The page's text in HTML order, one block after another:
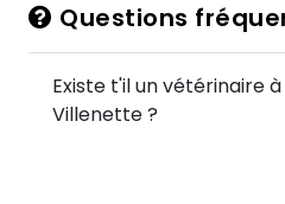
Questions
Existe t'il un vétérinaire
Villenette ?